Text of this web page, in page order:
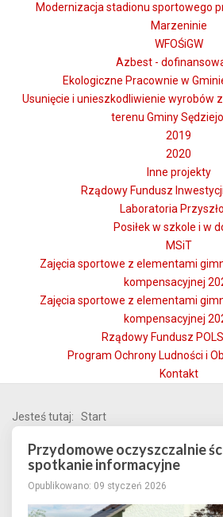
Modernizacja stadionu sportowego
Marzeninie
WFOŚiGW
Azbest -
Ekologiczne Pracownie w
Usunięcie i unieszkodliwienie wyrobów
terenu Gminy
2019
2020
Inne projekty
Rządowy Fundusz
Laboratoria
Posiłek w szkole i w
MSiT
Zajęcia sportowe z elementami
kompensacyjnej
Zajęcia sportowe z elementami
kompensacyjnej
Rządowy Fundusz
Program Ochrony Ludności i
Kontakt
Jesteś tutaj: Start
Przydomowe oczyszczalnie
spotkanie informacyjne
Opublikowano: 09 styczeń 2026